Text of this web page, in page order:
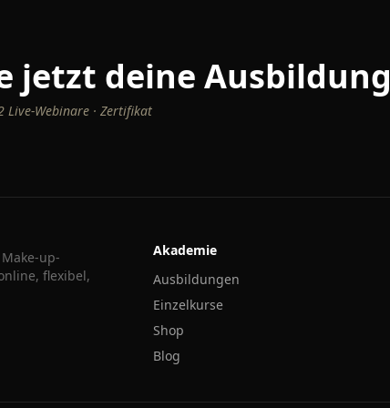
jetzt deine Ausbildung
Live-Webinare · Zertifikat
up-
flexibel,
Akademie
Ausbildungen
Einzelkurse
Shop
Blog